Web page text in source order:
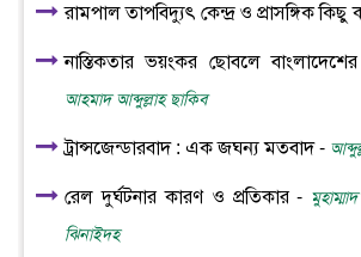
রামপাল তাপবিদ্যুৎ কেন্দ্র ও প্রাসঙ্গিক কিছু
নাস্তিকতার ভয়ংকর ছোবলে
আহমাদ আব্দুল্লাহ ছাকিব
ট্রান্সজেন্ডারবাদ : এক জঘন্য মতবাদ -
রেল দুর্ঘটনার কারণ ও প্রতিকার -
ঝিনাইদহ